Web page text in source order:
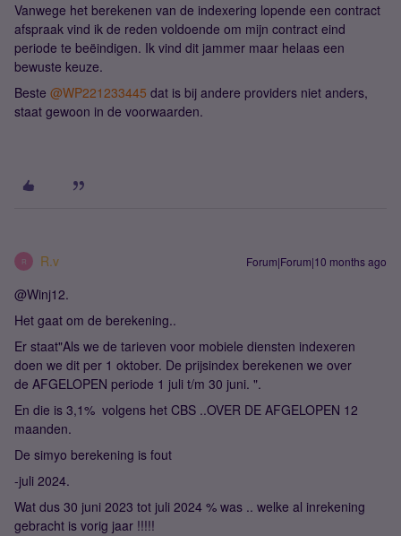
Vanwege het berekenen van de indexering lopende een contract
afspraak vind ik de reden voldoende om mijn contract eind
periode te beëindigen. Ik vind dit jammer maar helaas een
bewuste keuze.
Beste ​ @WP221233445 dat is bij andere providers niet anders,
staat gewoon in de voorwaarden.
R R.v Forum|Forum|10 months ago
@Winj12.
Het gaat om de berekening..
Er staat"Als we de tarieven voor mobiele diensten indexeren
doen we dit per 1 oktober. De prijsindex berekenen we over
de AFGELOPEN periode 1 juli t/m 30 juni. ".
En die is 3,1% volgens het CBS ..OVER DE AFGELOPEN 12
maanden.
De simyo berekening is fout
-juli 2024.
Wat dus 30 juni 2023 tot juli 2024 % was .. welke al inrekening
gebracht is vorig jaar !!!!!